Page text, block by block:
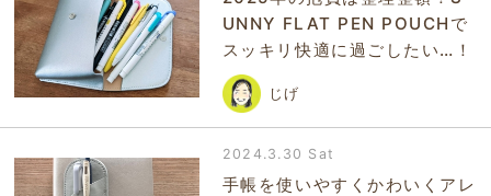
UNNY FLAT PEN POUCHで
スッキリ快適に過ごしたい…！
じげ
2024.3.30 Sat
手帳を使いやすくかわいくアレ